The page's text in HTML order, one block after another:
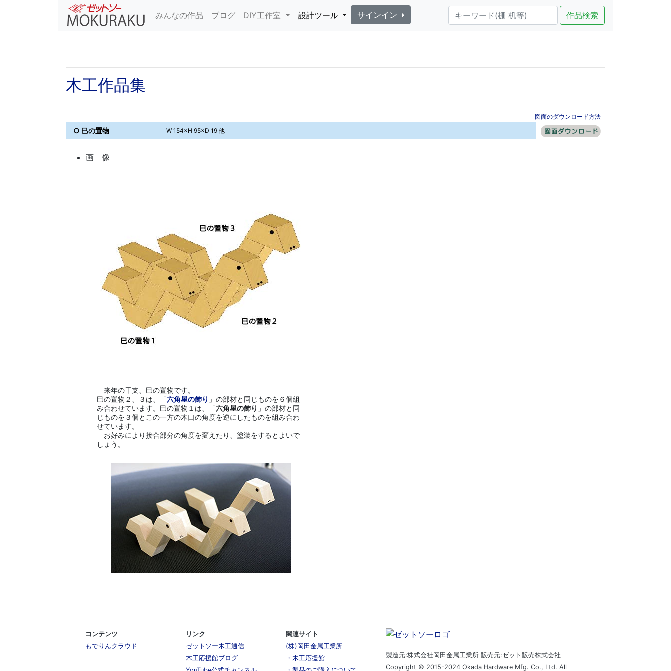
みんなの作品 ブログ DIY工作室 設計ツール サインイン 作品検索
木工作品集
図面のダウンロード方法
○ 巳の置物 W 154×H 95×D 19 他
画 像
来年の干支、巳の置物です。
巳の置物２、３は、「六角星の飾り 」の部材と同じものを６個組
み合わせています。巳の置物１は、「六角星の飾り 」の部材と同
じものを３個とこの一方の木口の角度を逆にしたものを組み合わ
せています。
お好みにより接合部分の角度を変えたり、塗装をするとよいで
しょう。
コンテンツ
もでりんクラウド
リンク
ゼットソー木工通信
木工応援館ブログ
関連サイト
(株)岡田金属工業所
・木工応援館
製造元:株式会社岡田金属工業所 販売元:ゼット販売株式会社
Copyright © 2015-2024 Okada Hardware Mfg. Co., Ltd. All